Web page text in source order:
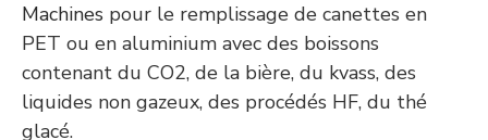
Machines pour le remplissage de canettes en
PET ou en aluminium avec des boissons
contenant du CO2, de la bière, du kvass, des
liquides non gazeux, des procédés HF, du thé
glacé.